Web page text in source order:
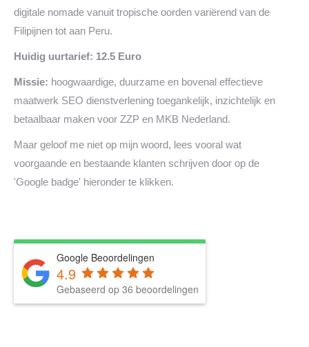
digitale nomade vanuit tropische oorden variërend van de
Filipijnen tot aan Peru.
Huidig uurtarief: 12.5 Euro
Missie: hoogwaardige, duurzame en bovenal effectieve
maatwerk SEO dienstverlening toegankelijk, inzichtelijk en
betaalbaar maken voor ZZP en MKB Nederland.
Maar geloof me niet op mijn woord, lees vooral wat
voorgaande en bestaande klanten schrijven door op de
'Google badge' hieronder te klikken.
Google Beoordelingen
4.9
Gebaseerd op 36 beoordelingen